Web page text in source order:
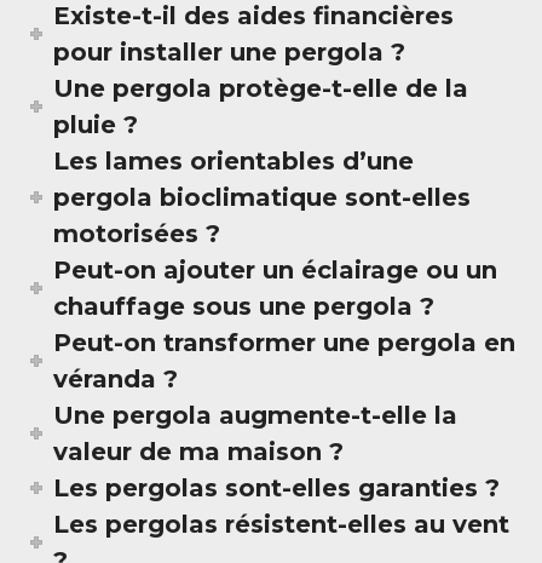
Existe-t-il des aides financières
pour installer une pergola ?
Une pergola protège-t-elle de la
pluie ?
Les lames orientables d’une
pergola bioclimatique sont-elles
motorisées ?
Peut-on ajouter un éclairage ou un
chauffage sous une pergola ?
Peut-on transformer une pergola en
véranda ?
Une pergola augmente-t-elle la
valeur de ma maison ?
Les pergolas sont-elles garanties ?
Les pergolas résistent-elles au vent